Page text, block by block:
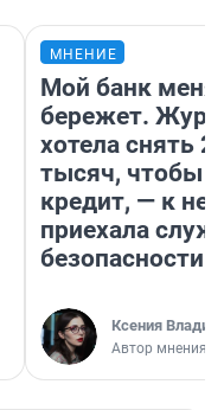
МНЕНИЕ
Мой банк меня
бережет.
хотела снять
тысяч, чтобы
кредит, — к
приехала
безопасности
Ксения
Автор мнения